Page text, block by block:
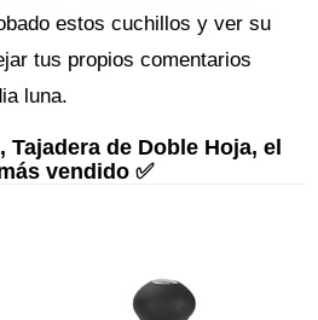
estos cuchillos y ver su
tus propios comentarios
luna.
de Doble Hoja, el
vendido ✅